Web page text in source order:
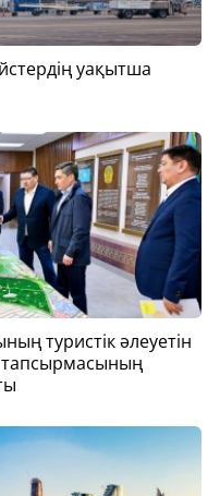
уақытша
туристік әлеуетін
тапсырмасының